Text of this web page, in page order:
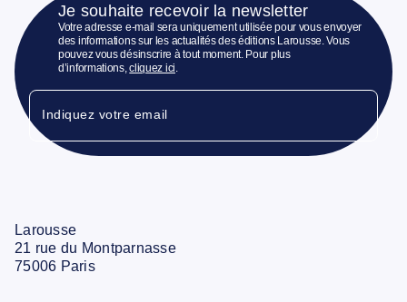
Je souhaite recevoir la newsletter
Votre adresse e-mail sera uniquement utilisée pour vous envoyer
des informations sur les actualités des éditions Larousse. Vous
pouvez vous désinscrire à tout moment. Pour plus
d’informations,cliquez ici
Indiquez votre email
Larousse
21 rue du Montparnasse
75006 Paris